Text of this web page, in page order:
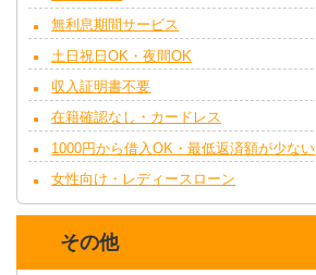
無利息期間サービス
土日祝日OK・夜間OK
収入証明書不要
在籍確認なし・カードレス
1000円から借入OK・最低返済額が少ない
女性向け・レディースローン
その他